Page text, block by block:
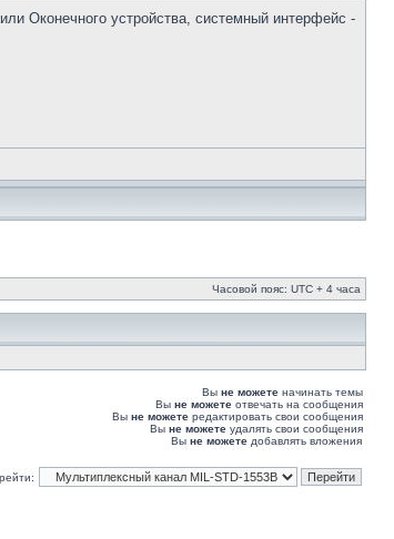
Оконечного устройства, системный интерфейс -
Часовой пояс: UTC + 4 часа
Вы не можете начинать темы
Вы не можете отвечать на сообщения
Вы не можете редактировать свои сообщения
Вы не можете удалять свои сообщения
Вы не можете добавлять вложения